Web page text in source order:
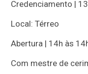
Credenciamento |
Local: Térreo
Abertura | 14h às
Com mestre de